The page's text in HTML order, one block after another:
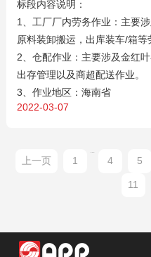
标段内容说明：
1、工厂厂内劳务作业：主要
原料装卸搬运，出库装车/箱等
2、仓配作业：主要涉及金红
出存管理以及商超配送作业。
3、作业地区：海南省
2022-03-07
上一页 1
...
4 5
11